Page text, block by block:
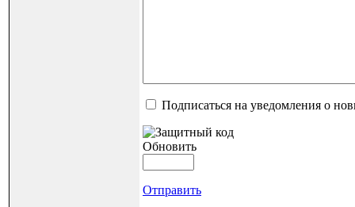
Подписаться на уведомления о
Обновить
Отправить